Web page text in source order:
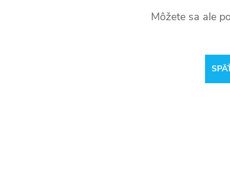
Môžete sa ale